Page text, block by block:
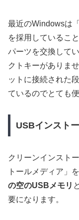
最近のWindowsは
を採用しているこ
パーツを交換して
クトキーがありま
ットに接続された
ているのでとても
USBインスト
クリーンインスト
トールメディア」
の空のUSBメモリ
要になります。